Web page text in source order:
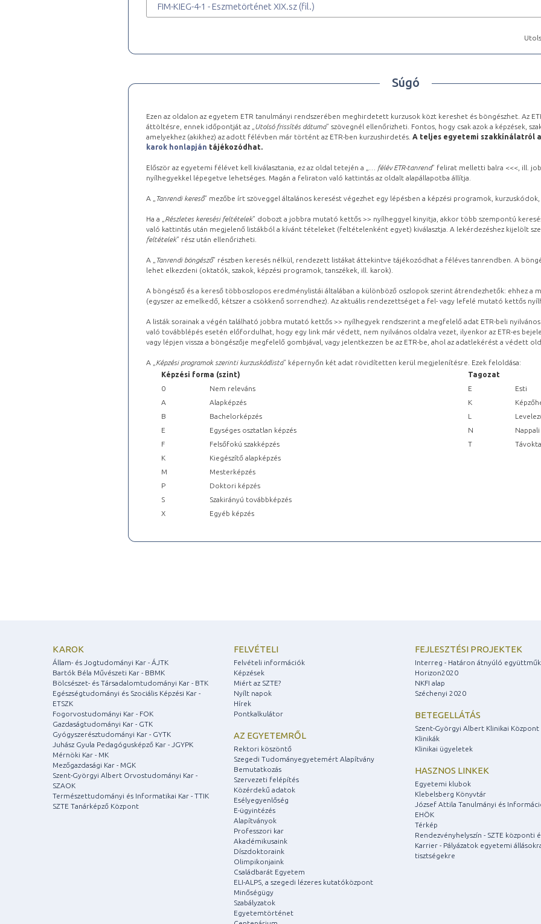
FIM-KIEG-4-1 - Eszmetörténet XIX.sz (fil.)
Súgó
Ezen az oldalon az egyetem ETR tanulmányi rendszerében meghirdetett kurzusok közt kereshet és böngészhet. Az
áttöltésre, ennek időpontját az „ Utolsó frissítés dátuma” szövegnél ellenőrizheti. Fontos, hogy csak azok a képzések,
amelyekhez (akikhez) az adott félévben már történt az ETR-ben kurzushirdetés. A teljes egyetemi szakkínálatról a
karok honlapján tájékozódhat.
Először az egyetemi félévet kell kiválasztania, ez az oldal tetején a „ … félév ETR-tanrend” felirat melletti balra <<<, ill.
nyílhegyekkel lépegetve lehetséges. Magán a feliraton való kattintás az oldalt alapállapotba állítja.
A „ Tanrendi kereső” mezőbe írt szöveggel általános keresést végezhet egy lépésben a képzési programok,
Ha a „ Részletes keresési feltételek” dobozt a jobbra mutató kettős >> nyílheggyel kinyitja, akkor több szempontú
való kattintás után megjelenő listákból a kívánt tételeket (feltételenként egyet) kiválasztja. A lekérdezéshez kijelölt
feltételek” rész után ellenőrizheti.
A „ Tanrendi böngésző” részben keresés nélkül, rendezett listákat áttekintve tájékozódhat a féléves tanrendben. A
lehet elkezdeni (oktatók, szakok, képzési programok, tanszékek, ill. karok).
A böngésző és a kereső többoszlopos eredménylistái általában a különböző oszlopok szerint átrendezhetők: ehhez a
(egyszer az emelkedő, kétszer a csökkenő sorrendhez). Az aktuális rendezettséget a fel- vagy lefelé mutató kettős
A listák sorainak a végén található jobbra mutató kettős >> nyílhegyek rendszerint a megfelelő adat ETR-beli
való továbblépés esetén előfordulhat, hogy egy link már védett, nem nyilvános oldalra vezet, ilyenkor az ETR-es
vagy lépjen vissza a böngészője megfelelő gombjával, vagy jelentkezzen be az ETR-be, ahol az adatlekérést a védett
A „ Képzési programok szerinti kurzuskódlista” képernyőn két adat rövidítetten kerül megjelenítésre. Ezek feloldása:
Képzési forma (szint)
Tagozat
0
Nem releváns E
Esti
A
Alapképzés K
B
Bachelorképzés L
E
Egységes osztatlan képzés N
Nappali
F
Felsőfokú szakképzés T
K
Kiegészítő alapképzés
M
Mesterképzés
P
Doktori képzés
S
Szakirányú továbbképzés
X
Egyéb képzés
KAROK
Állam- és Jogtudományi Kar - ÁJTK
Bartók Béla Művészeti Kar - BBMK
Bölcsészet- és Társadalomtudományi Kar - BTK
Egészségtudományi és Szociális Képzési Kar -
ETSZK
Fogorvostudományi Kar - FOK
Gazdaságtudományi Kar - GTK
Gyógyszerésztudományi Kar - GYTK
Juhász Gyula Pedagógusképző Kar - JGYPK
Mérnöki Kar - MK
Mezőgazdasági Kar - MGK
Szent-Györgyi Albert Orvostudományi Kar -
SZAOK
Természettudományi és Informatikai Kar - TTIK
SZTE Tanárképző Központ
FELVÉTELI
Felvételi információk
Képzések
Miért az SZTE?
Nyílt napok
Hírek
Pontkalkulátor
AZ EGYETEMRŐL
Rektori köszöntő
Szegedi Tudományegyetemért Alapítvány
Bemutatkozás
Szervezeti felépítés
Közérdekű adatok
Esélyegyenlőség
E-ügyintézés
Alapítványok
Professzori kar
Akadémikusaink
Díszdoktoraink
Olimpikonjaink
Családbarát Egyetem
ELI-ALPS, a szegedi lézeres kutatóközpont
Minőségügy
Szabályzatok
Egyetemtörténet
FEJLESZTÉSI PROJEKTEK
Interreg - Határon átnyúló
Horizon2020
NKFI alap
Széchenyi 2020
BETEGELLÁTÁS
Szent-Györgyi Albert Klinikai Központ
Klinikák
Klinikai ügyeletek
HASZNOS LINKEK
Egyetemi klubok
Klebelsberg Könyvtár
József Attila Tanulmányi és
EHÖK
Térkép
Rendezvényhelyszín - SZTE központi
Karrier - Pályázatok egyetemi
tisztségekre